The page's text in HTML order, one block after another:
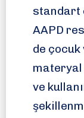
standart
AAPD
de
materyal
ve